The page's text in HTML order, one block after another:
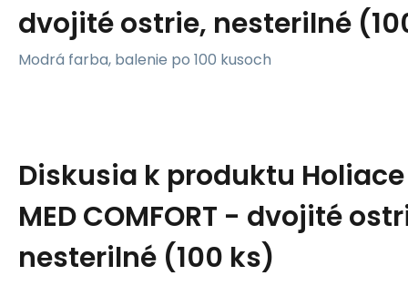
dvojité ostrie, nesterilné
Modrá farba, balenie po 100 kusoch
Diskusia k produktu
MED COMFORT - dvojité
nesterilné (100 ks)